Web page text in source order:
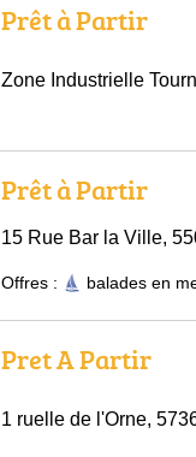
Prêt à Partir
Zone Industrielle
Prêt à Partir
15 Rue Bar la Ville,
Offres : balades en
Pret A Partir
1 ruelle de l'Orne,